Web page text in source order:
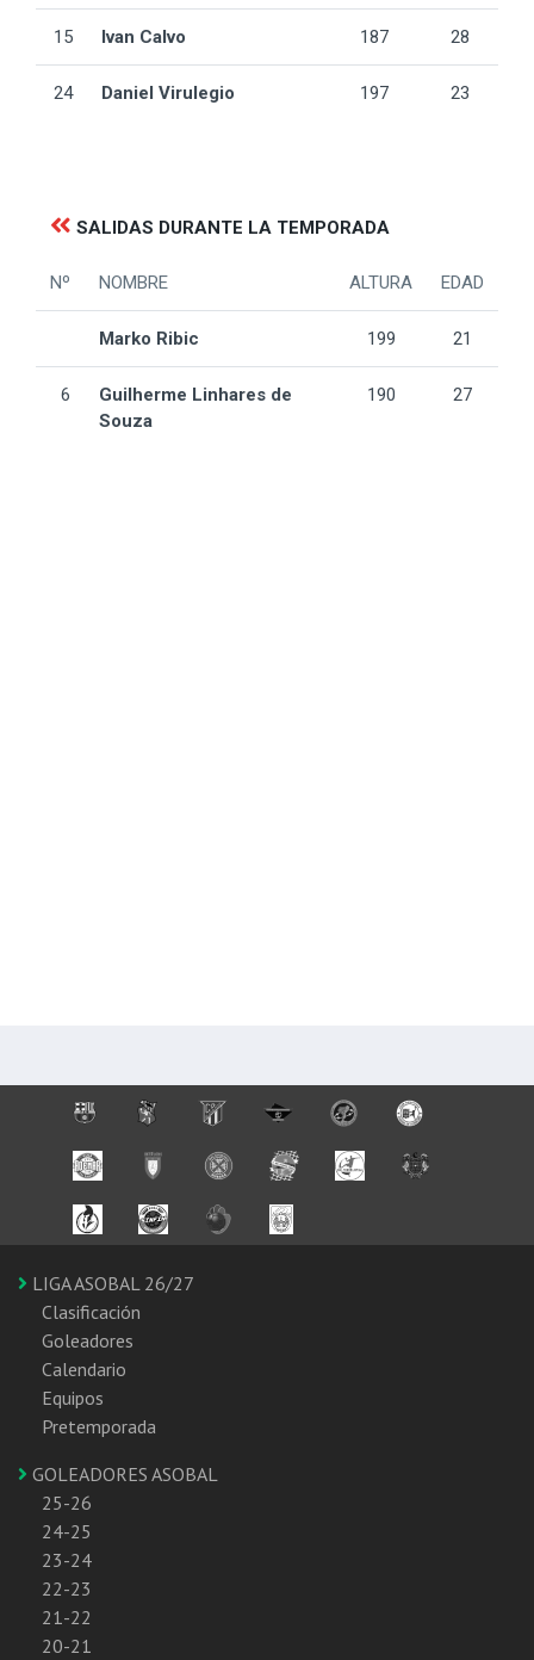
15 Ivan Calvo 187 28
24 Daniel Virulegio 197 23
SALIDAS DURANTE LA TEMPORADA
Nº NOMBRE ALTURA EDAD
Marko Ribic 199 21
6
Guilherme Linhares de
Souza
190 27
LIGA ASOBAL 26/27
Clasificación
Goleadores
Calendario
Equipos
Pretemporada
GOLEADORES ASOBAL
25-26
24-25
23-24
22-23
21-22
20-21